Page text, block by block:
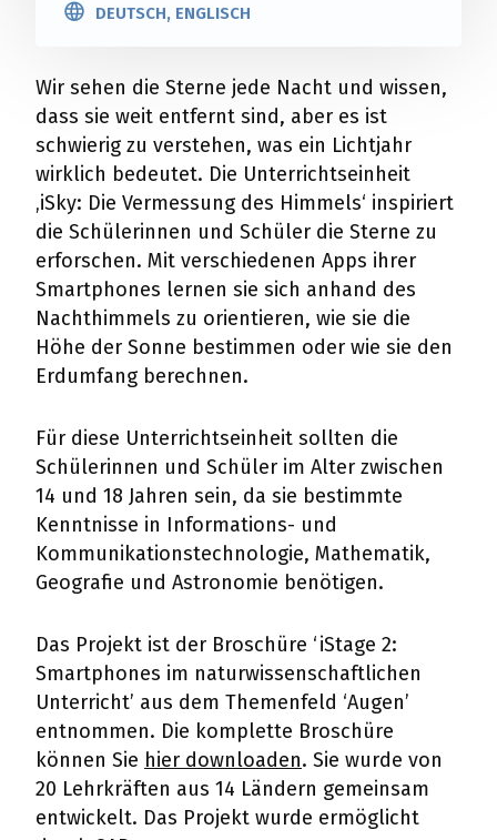
DEUTSCH, ENGLISCH
Wir sehen die Sterne jede Nacht und wissen,
dass sie weit entfernt sind, aber es ist
schwierig zu verstehen, was ein Lichtjahr
wirklich bedeutet. Die Unterrichtseinheit
‚iSky: Die Vermessung des Himmels‘ inspiriert
die Schülerinnen und Schüler die Sterne zu
erforschen. Mit verschiedenen Apps ihrer
Smartphones lernen sie sich anhand des
Nachthimmels zu orientieren, wie sie die
Höhe der Sonne bestimmen oder wie sie den
Erdumfang berechnen.
Für diese Unterrichtseinheit sollten die
Schülerinnen und Schüler im Alter zwischen
14 und 18 Jahren sein, da sie bestimmte
Kenntnisse in Informations- und
Kommunikationstechnologie, Mathematik,
Geografie und Astronomie benötigen.
Das Projekt ist der Broschüre ‘iStage 2:
Smartphones im naturwissenschaftlichen
Unterricht’ aus dem Themenfeld ‘Augen’
entnommen. Die komplette Broschüre
können Sie hier downloaden. Sie wurde von
20 Lehrkräften aus 14 Ländern gemeinsam
entwickelt. Das Projekt wurde ermöglicht